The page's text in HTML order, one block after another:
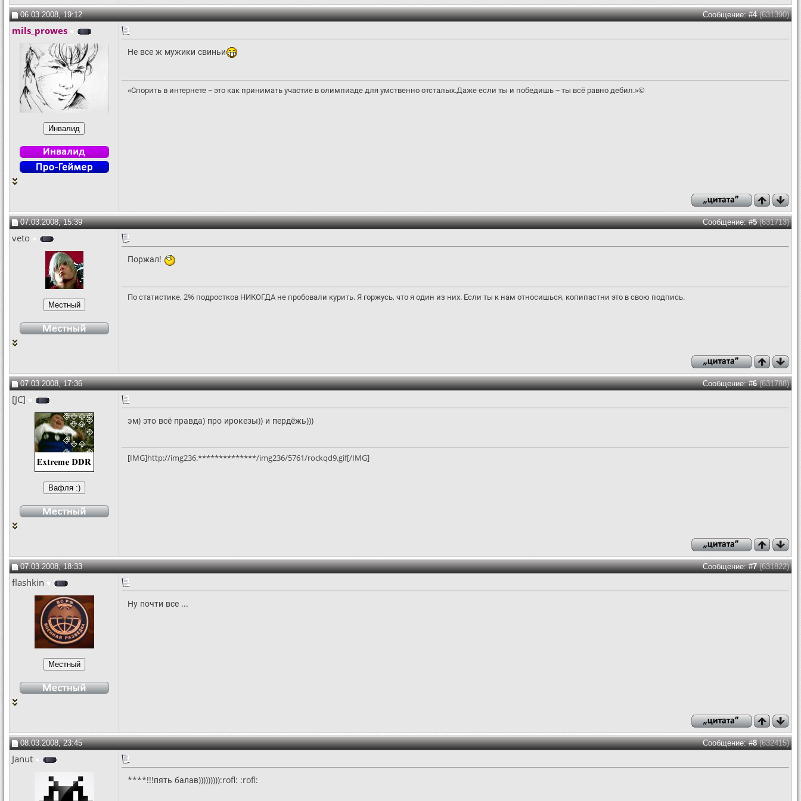
06.03.2008, 19:12 Сообщение: #4(631390)
mils_prowes
Не все ж мужики свиньи
«Спорить в интернете − это как принимать участие в олимпиаде для умственно отсталых.Даже если ты и победишь − ты всё равно дебил.»©
07.03.2008, 15:39 Сообщение: #5(631713)
veto
Поржал!
По статистике, 2% подростков НИКОГДА не пробовали курить. Я горжусь, что я один из них. Если ты к нам относишься, копипастни это в свою подпись.
07.03.2008, 17:36 Сообщение: #6(631788)
[JC]
эм) это всё правда) про ирокезы)) и пердёжь)))
[IMG]http://img236.**************/img236/5761/rockqd9.gif[/IMG]
07.03.2008, 18:33 Сообщение: #7(631822)
flashkin
Ну почти все ...
08.03.2008, 23:45 Сообщение: #8(632415)
Janut
****!!!пять балав))))))))):rofl: :rofl: